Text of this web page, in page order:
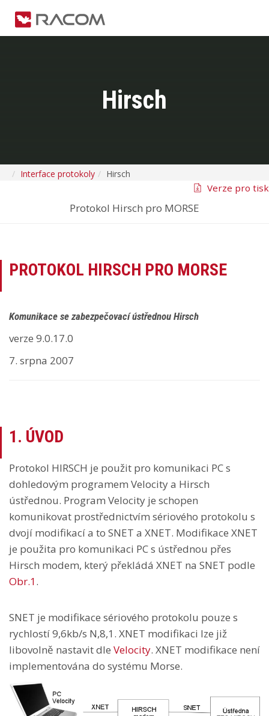
Hirsch
Interface protokoly Hirsch
Protokol Hirsch pro MORSE
Verze pro tisk
PROTOKOL HIRSCH PRO MORSE
Komunikace se zabezpečovací ústřednou Hirsch
verze 9.0.17.0
7. srpna 2007
1. ÚVOD
Protokol HIRSCH je použit pro komunikaci PC s
dohledovým programem Velocity a Hirsch
ústřednou. Program Velocity je schopen
komunikovat prostřednictvím sériového protokolu s
dvojí modifikací a to SNET a XNET. Modifikace XNET
je použita pro komunikaci PC s ústřednou přes
Hirsch modem, který překládá XNET na SNET podle
Obr.1.
SNET je modifikace sériového protokolu pouze s
rychlostí 9,6kb/s N,8,1. XNET modifikaci lze již
libovolně nastavit dle Velocity. XNET modifikace není
implementována do systému Morse.